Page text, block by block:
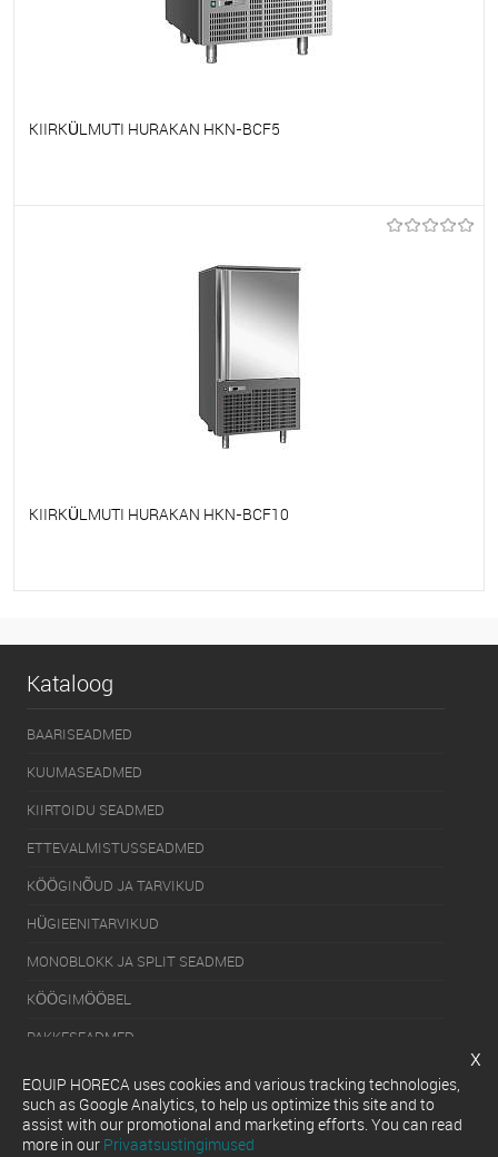
KIIRKÜLMUTI HURAKAN HKN-BCF5
KIIRKÜLMUTI HURAKAN HKN-BCF10
Kataloog
BAARISEADMED
KUUMASEADMED
KIIRTOIDU SEADMED
ETTEVALMISTUSSEADMED
KÖÖGINÕUD JA TARVIKUD
HÜGIEENITARVIKUD
MONOBLOKK JA SPLIT SEADMED
KÖÖGIMÖÖBEL
PAKKESEADMED
KÜLMUTUSSEADMED
SERVEERIMISSEADMED
NÕUDEPESUMASINAD
x
EQUIP HORECA uses cookies and various tracking technologies,
such as Google Analytics, to help us optimize this site and to
assist with our promotional and marketing efforts. You can read
more in our Privaatsustingimused